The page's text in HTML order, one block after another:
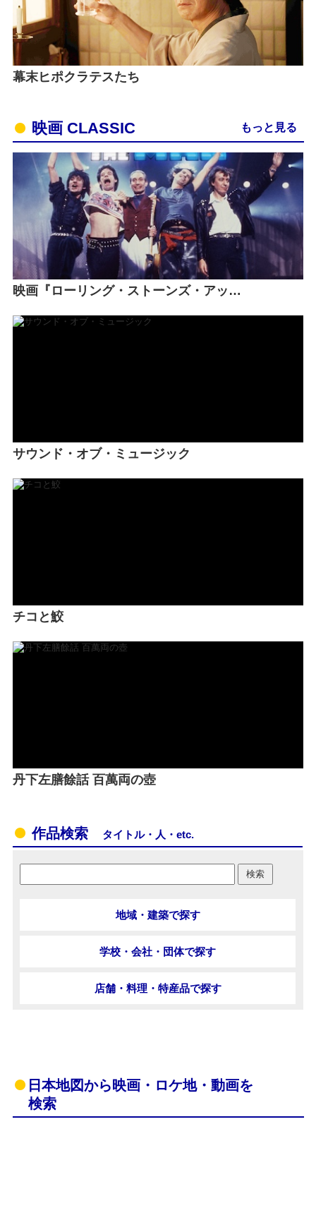
幕末ヒポクラテスたち
映画 CLASSIC もっと見る
映画『ローリング・ストーンズ・アッ…
サウンド・オブ・ミュージック
チコと鮫
丹下左膳餘話 百萬両の壺
作品検索 タイトル・人・etc.
地域・建築で探す
学校・会社・団体で探す
店舗・料理・特産品で探す
日本地図から映画・ロケ地・動画を
検索